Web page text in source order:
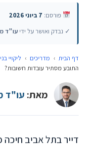
פורסם: 7 ביוני 2026
✓ נבדק ואושר על ידי עו"ד
דף הבית › מדריכים › ליקויי
התובע מסתיר עובדות חשובות?
מאת: עו"ד
דייר בתל אביב